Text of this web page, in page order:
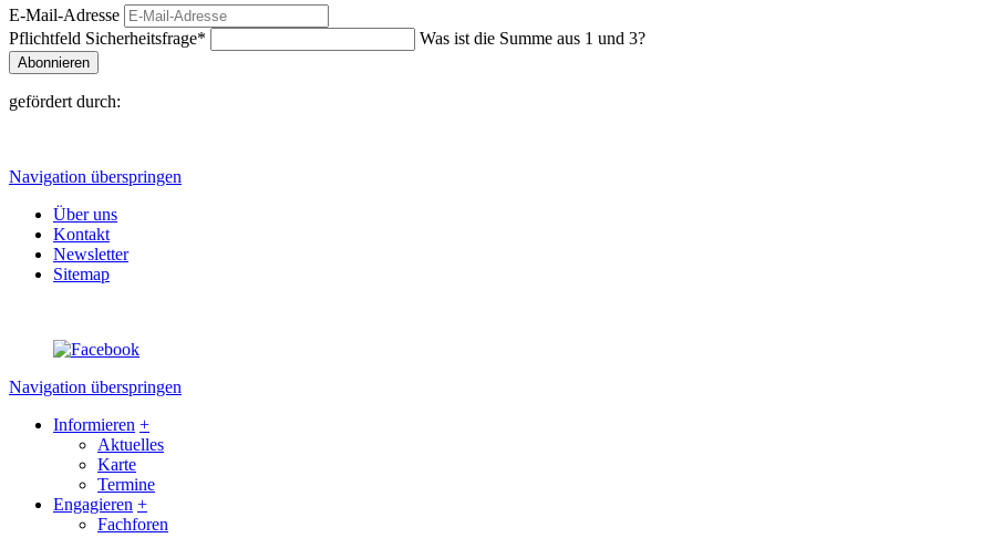
E-Mail-Adresse
Pflichtfeld Sicherheitsfrage* Was ist die Summe aus 1 und 3?
Abonnieren
gefördert durch:
Navigation überspringen
Über uns
Kontakt
Newsletter
Sitemap
Navigation überspringen
Informieren +
Aktuelles
Karte
Termine
Engagieren +
Fachforen